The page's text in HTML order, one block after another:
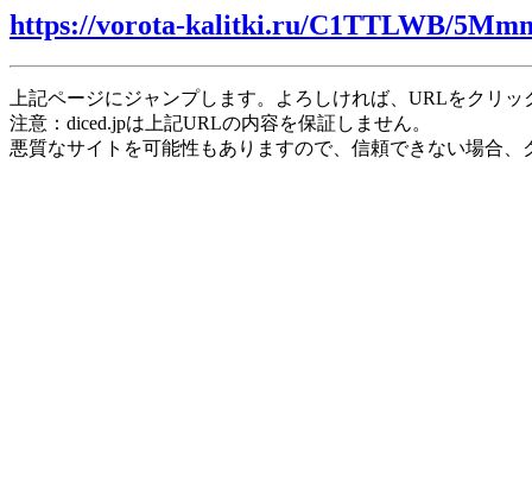
https://vorota-kalitki.ru/C1TTLWB/
上記ページにジャンプします。よろしければ、URLをクリ
注意：diced.jpは上記URLの内容を保証しません。
悪質なサイトを可能性もありますので、信頼できない場合、